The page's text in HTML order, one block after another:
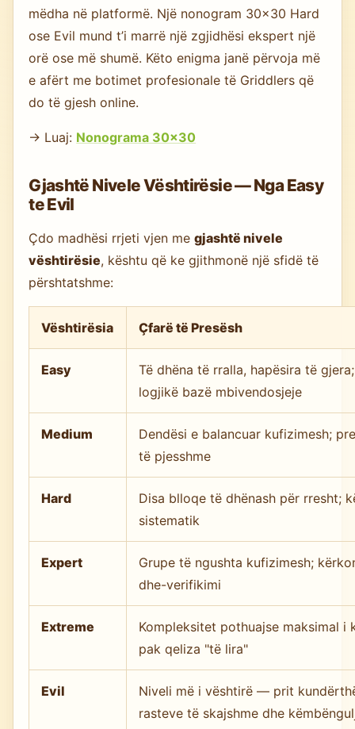
mëdha në platformë. Një nonogram 30×30 Hard
ose Evil mund t’i marrë një zgjidhësi ekspert një
orë ose më shumë. Këto enigma janë përvoja më
e afërt me botimet profesionale të Griddlers që
do të gjesh online.
→ Luaj: Nonograma 30×30
Gjashtë Nivele Vështirësie — Nga Easy
te Evil
Çdo madhësi rrjeti vjen megjashtë nivele
vështirësie, kështu që ke gjithmonë një sfidë të
përshtatshme:
Vështirësia Çfarë të Presësh
Easy
Të dhëna të rralla, hapësira të
logjikë bazë mbivendosjeje
Medium
Dendësi e balancuar kufizimesh;
të pjesshme
Hard
Disa blloqe të dhënash për rresht;
sistematik
Expert
Grupe të ngushta kufizimesh;
dhe-verifikimi
Extreme
Kompleksitet pothuajse maksimal i
pak qeliza "të lira"
Evil
Niveli më i vështirë — prit
rasteve të skajshme dhe